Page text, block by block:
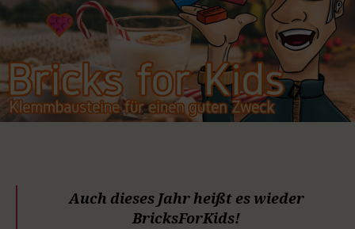
Auch dieses Jahr heißt es wieder
BricksForKids!